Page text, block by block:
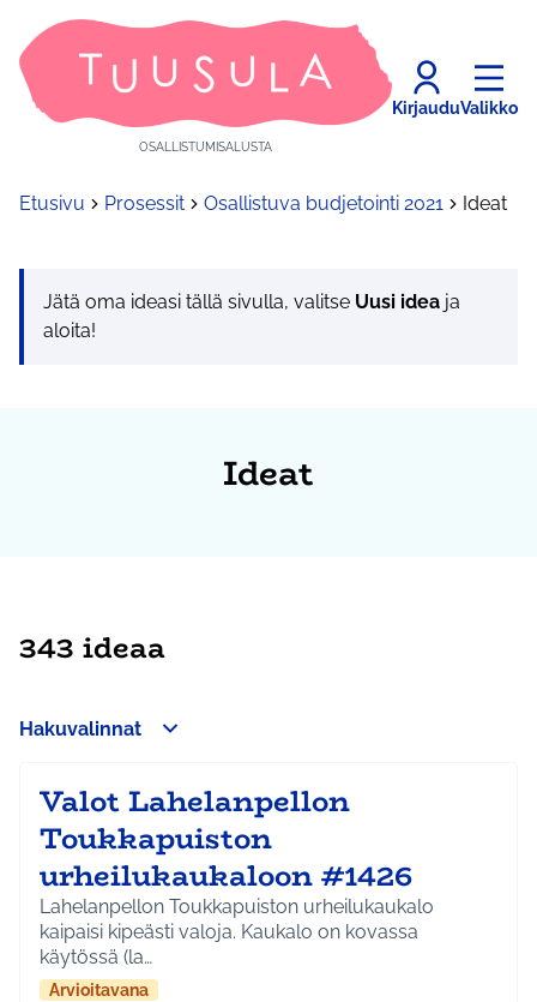
OSALLISTUMISALUSTA
KirjauduValikko
Etusivu Prosessit Osallistuva budjetointi 2021 Ideat
Jätä oma ideasi tällä sivulla, valitse Uusi idea ja
aloita!
Ideat
343 ideaa
Hakuvalinnat
Valot Lahelanpellon
Toukkapuiston
urheilukaukaloon #1426
Lahelanpellon Toukkapuiston urheilukaukalo
kaipaisi kipeästi valoja. Kaukalo on kovassa
käytössä (la…
Arvioitavana